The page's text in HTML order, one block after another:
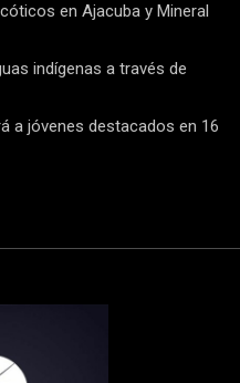
en Ajacuba y Mineral
indígenas a través de
a jóvenes destacados en 16